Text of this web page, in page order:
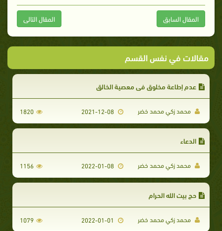
المقال السابق المقال التالى
مقالات في نفس القسم
عدم إطاعة مخلوق في معصية الخالق
محمد زكي محمد خضر 2021-12-08
1820
الدعاء
محمد زكي محمد خضر 2022-01-08
1156
حج بيت الله الحرام
محمد زكي محمد خضر 1079